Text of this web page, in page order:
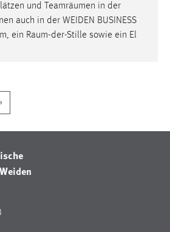
und Teamräumen in der
auch in der WEIDEN BUSINESS
ein Raum-der-Stille sowie ein El